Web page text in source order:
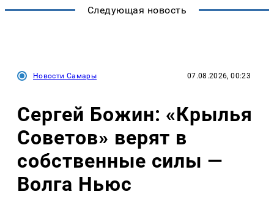
Следующая новость
Новости Самары 07.08.2026, 00:23
Сергей Божин: «Крылья
Советов» верят в
собственные силы —
Волга Ньюс